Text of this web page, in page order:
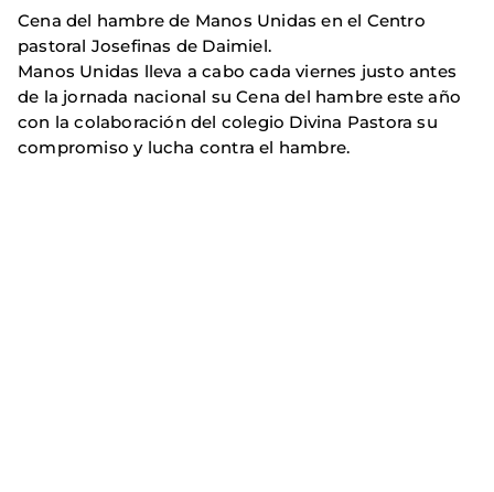
Cena del hambre de Manos Unidas en el Centro
pastoral Josefinas de Daimiel.
Manos Unidas lleva a cabo cada viernes justo antes
de la jornada nacional su Cena del hambre este año
con la colaboración del colegio Divina Pastora su
compromiso y lucha contra el hambre.